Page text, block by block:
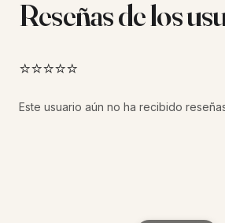
Reseñas de los
⭐⭐⭐⭐⭐
Este usuario aún no ha recibido